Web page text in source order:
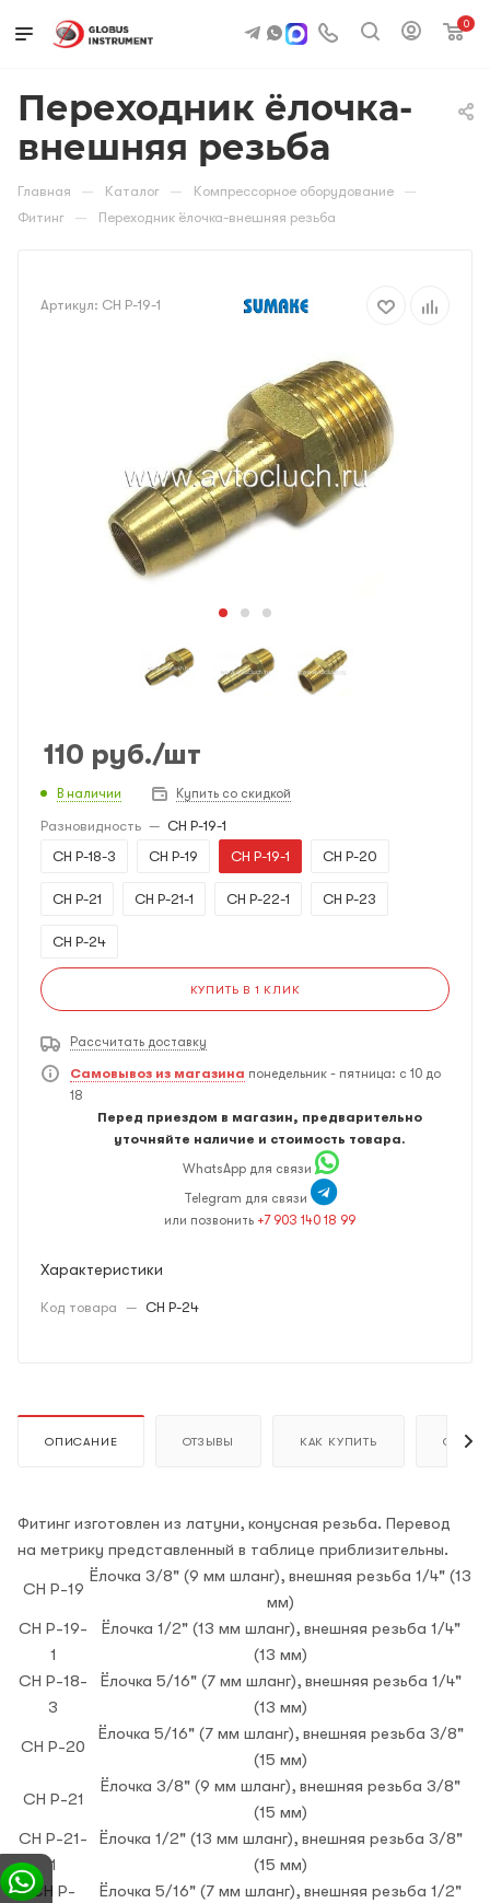
0
Переходник ёлочка-
внешняя резьба
Главная — Каталог — Компрессорное оборудование —
Фитинг — Переходник ёлочка-внешняя резьба
Артикул: CH P-19-1
110 руб./шт
В наличии Купить со скидкой
Разновидность — CH P-19-1
CH P-18-3
CH P-19 CH P-19-1 CH P-20
CH P-21 CH P-21-1 CH P-22-1 CH P-23
CH P-24
КУПИТЬ В 1 КЛИК
Рассчитать доставку
Самовывоз из магазина понедельник - пятница: с 10 до
18
Перед приездом в магазин, предварительно
уточняйте наличие и стоимость товара.
WhatsApp для связи
Telegram для связи
или позвонить +7 903 140 18 99
Характеристики
Код товара — CH P-24
ОПИСАНИЕ ОТЗЫВЫ КАК КУПИТЬ ОПЛАТА
Фитинг изготовлен из латуни, конусная резьба. Перевод
на метрику представленный в таблице приблизительны.
CH P-19
Ёлочка 3/8" (9 мм шланг), внешняя резьба 1/4" (13
мм)
CH P-19-
1
Ёлочка 1/2" (13 мм шланг), внешняя резьба 1/4"
(13 мм)
CH P-18-
3
Ёлочка 5/16" (7 мм шланг), внешняя резьба 1/4"
(13 мм)
CH P-20
Ёлочка 5/16" (7 мм шланг), внешняя резьба 3/8"
(15 мм)
CH P-21
Ёлочка 3/8" (9 мм шланг), внешняя резьба 3/8"
(15 мм)
CH P-21-
1
Ёлочка 1/2" (13 мм шланг), внешняя резьба 3/8"
(15 мм)
CH P-
Ёлочка 5/16" (7 мм шланг), внешняя резьба 1/2"